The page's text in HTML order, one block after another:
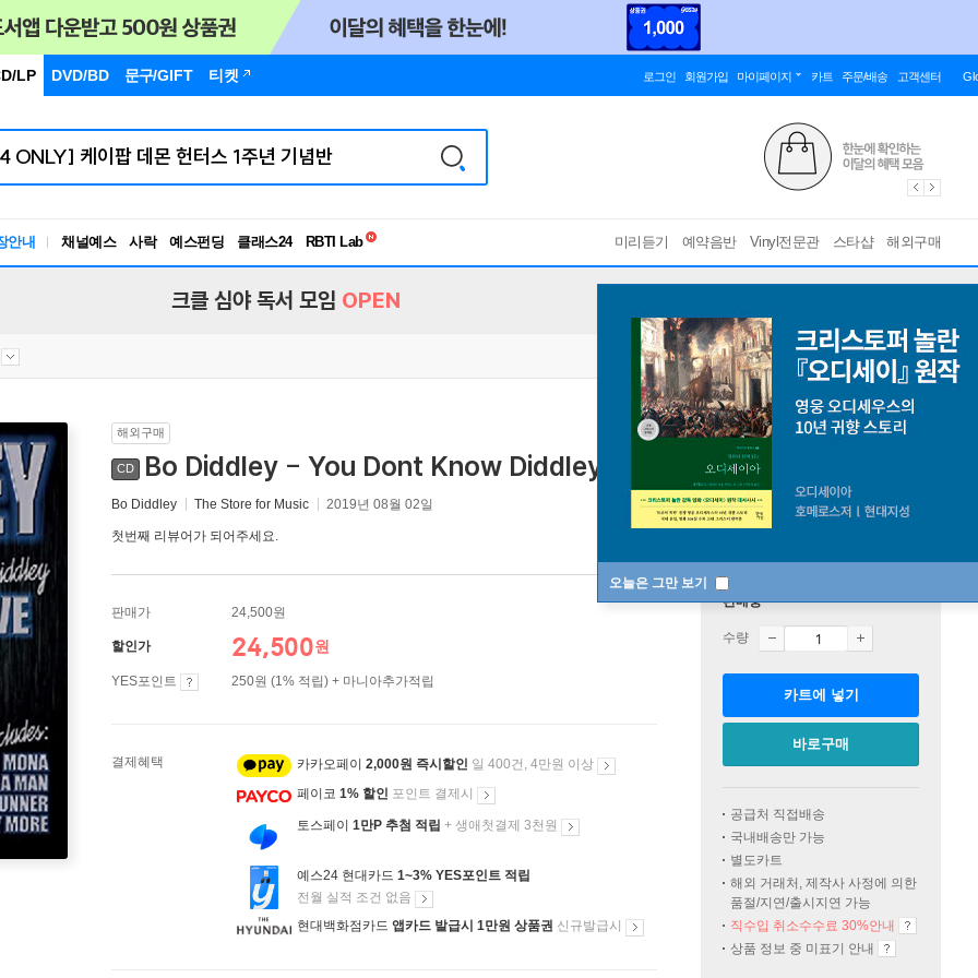
LP DVD/BD 문구/GIFT 티켓 로그인 회원가입 마이페이지 카트 주문/배송 고객센터
안내 채널예스 사락 예스펀딩 클래스24
독서유형검사
미리듣기 예약음반 Vinyl전문관 스타샵 해외구매
오늘은 그만 보기
크클 심야 독서 모임 OPEN
해외구매
CD Bo Diddley - You Dont Know Diddley (CD)
Bo Diddley The Store for Music 2019년 08월 02일
첫번째 리뷰어가 되어주세요.
판매가 24,500원
할인가 24,500원
YES포인트 250원 (1% 적립) + 마니아추가적립
결제혜택 카카오페이 2,000원 즉시할인 일 400건, 4만원 이상
페이코 1% 할인 포인트 결제시
토스페이 1만P 추첨 적립 + 생애첫결제 3천원
예스24 현대카드 1~3% YES포인트 적립
전월 실적 조건 없음
현대백화점카드 앱카드 발급시 1만원 상품권 신규발급시
판매중
수량
카트에 넣기
바로구매
공급처 직접배송
국내배송만 가능
별도카트
해외 거래처, 제작사 사정에 의한
품절/지연/출시지연 가능
직수입 취소수수료 30%안내
상품 정보 중 미표기 안내